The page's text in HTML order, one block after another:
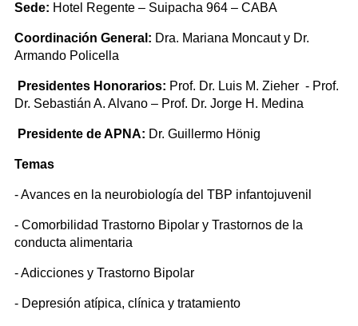
Sede: Hotel Regente – Suipacha 964 – CABA
Coordinación General: Dra. Mariana Moncaut y Dr.
Armando Policella
Presidentes Honorarios: Prof. Dr. Luis M. Zieher - Prof.
Dr. Sebastián A. Alvano – Prof. Dr. Jorge H. Medina
Presidente de APNA: Dr. Guillermo Hönig
Temas
- Avances en la neurobiología del TBP infantojuvenil
- Comorbilidad Trastorno Bipolar y Trastornos de la
conducta alimentaria
- Adicciones y Trastorno Bipolar
- Depresión atípica, clínica y tratamiento